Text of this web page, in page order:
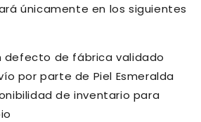
únicamente en los siguientes
defecto de fábrica validado
por parte de Piel Esmeralda
de inventario para